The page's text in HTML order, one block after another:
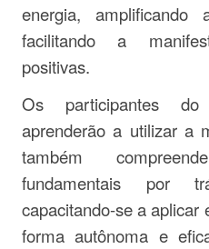
energia,
facilitando a
positivas.
Os participantes
aprenderão a utilizar a
também
fundamentais por
capacitando-se a aplicar
forma autônoma e